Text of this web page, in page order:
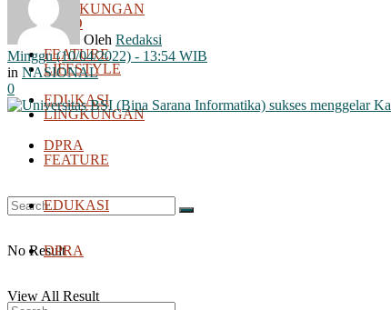
LINGKUNGAN
FEATURE
EDUKASI
DPRA
No Result
View All Result
FOTO
LIFESTYLE
LINGKUNGAN
FEATURE
EDUKASI
DPRA
Oleh Redaksi
Minggu (10/04/2022) - 13:54 WIB
in NASIONAL
0